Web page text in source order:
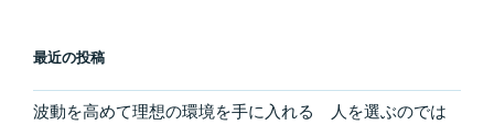
最近の投稿
波動を高めて理想の環境を手に入れる 人を選ぶのでは